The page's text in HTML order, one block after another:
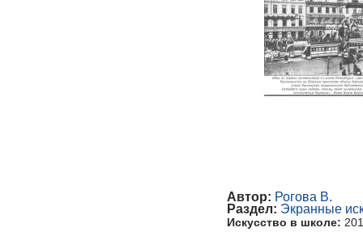
Автор: Рогова В.
Раздел: Экранные
Искусство в школе: